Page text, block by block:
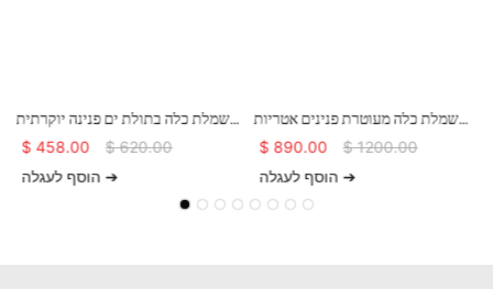
שמלת כלה בתולת ים פנינה יוקרתית
עם צווארון מרובע ושובץ טול דרמטי
$ 458.00 $620.00
הוסף לעגלה ➔
שמלת כלה מעוטרת פנינים אטריות
מסאטן AMD2619
$ 890.00 $1200.00
הוסף לעגלה ➔